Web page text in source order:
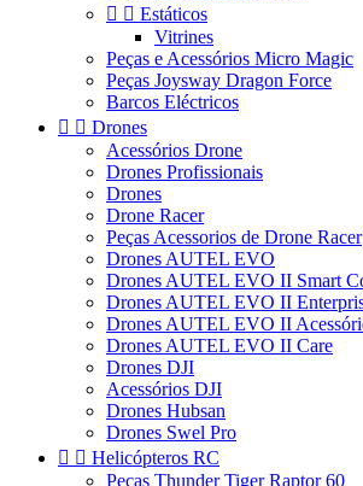
  Estáticos
Vitrines
Peças e Acessórios Micro Magic
Peças Joysway Dragon Force
Barcos Eléctricos
  Drones
Acessórios Drone
Drones Profissionais
Drones
Drone Racer
Peças Acessorios de Drone Racer
Drones AUTEL EVO
Drones AUTEL EVO II Smart
Drones AUTEL EVO II
Drones AUTEL EVO II
Drones AUTEL EVO II Care
Drones DJI
Acessórios DJI
Drones Hubsan
Drones Swel Pro
  Helicópteros RC
Peças Thunder Tiger Raptor 60